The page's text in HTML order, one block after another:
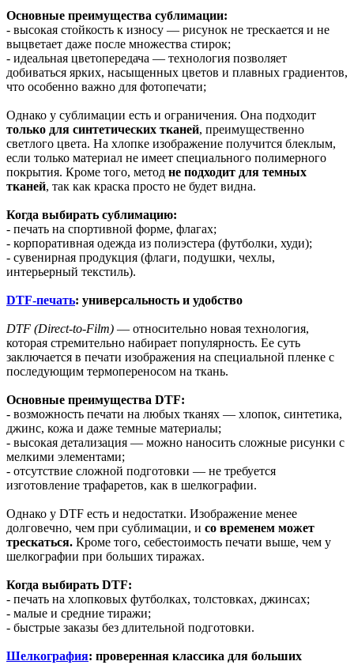
Основные преимущества сублимации:
- высокая стойкость к износу — рисунок не трескается и не
выцветает даже после множества стирок;
- идеальная цветопередача — технология позволяет
добиваться ярких, насыщенных цветов и плавных градиентов,
что особенно важно для фотопечати;
Однако у сублимации есть и ограничения. Она подходит
только для синтетических тканей, преимущественно
светлого цвета. На хлопке изображение получится блеклым,
если только материал не имеет специального полимерного
покрытия. Кроме того, метод не подходит для темных
тканей, так как краска просто не будет видна.
Когда выбирать сублимацию:
- печать на спортивной форме, флагах;
- корпоративная одежда из полиэстера (футболки, худи);
- сувенирная продукция (флаги, подушки, чехлы,
интерьерный текстиль).
DTF-печать: универсальность и удобство
DTF (Direct-to-Film) — относительно новая технология,
которая стремительно набирает популярность. Ее суть
заключается в печати изображения на специальной пленке с
последующим термопереносом на ткань.
Основные преимущества DTF:
- возможность печати на любых тканях — хлопок, синтетика,
джинс, кожа и даже темные материалы;
- высокая детализация — можно наносить сложные рисунки с
мелкими элементами;
- отсутствие сложной подготовки — не требуется
изготовление трафаретов, как в шелкографии.
Однако у DTF есть и недостатки. Изображение менее
долговечно, чем при сублимации, и со временем может
трескаться. Кроме того, себестоимость печати выше, чем у
шелкографии при больших тиражах.
Когда выбирать DTF:
- печать на хлопковых футболках, толстовках, джинсах;
- малые и средние тиражи;
- быстрые заказы без длительной подготовки.
Шелкография: проверенная классика для больших